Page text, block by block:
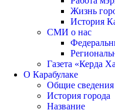
Жизнь
История
СМИ о нас
Газета «Керда
О Карабулаке
Общие сведения
История города
Название